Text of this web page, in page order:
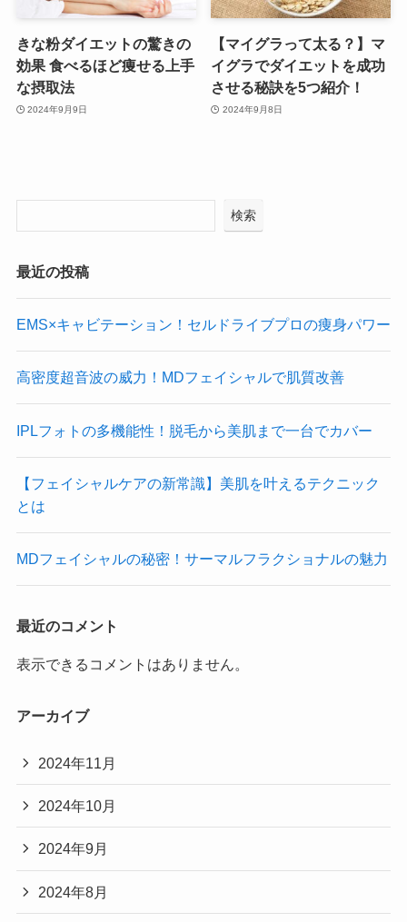
きな粉ダイエットの驚きの
効果 食べるほど痩せる上手
な摂取法
2024年9月9日
【マイグラって太る？】マ
イグラでダイエットを成功
させる秘訣を5つ紹介！
2024年9月8日
検索
最近の投稿
EMS×キャビテーション！セルドライブプロの痩身パワー
高密度超音波の威力！MDフェイシャルで肌質改善
IPLフォトの多機能性！脱毛から美肌まで一台でカバー
【フェイシャルケアの新常識】美肌を叶えるテクニック
とは
MDフェイシャルの秘密！サーマルフラクショナルの魅力
最近のコメント
表示できるコメントはありません。
アーカイブ
2024年11月
2024年10月
2024年9月
2024年8月